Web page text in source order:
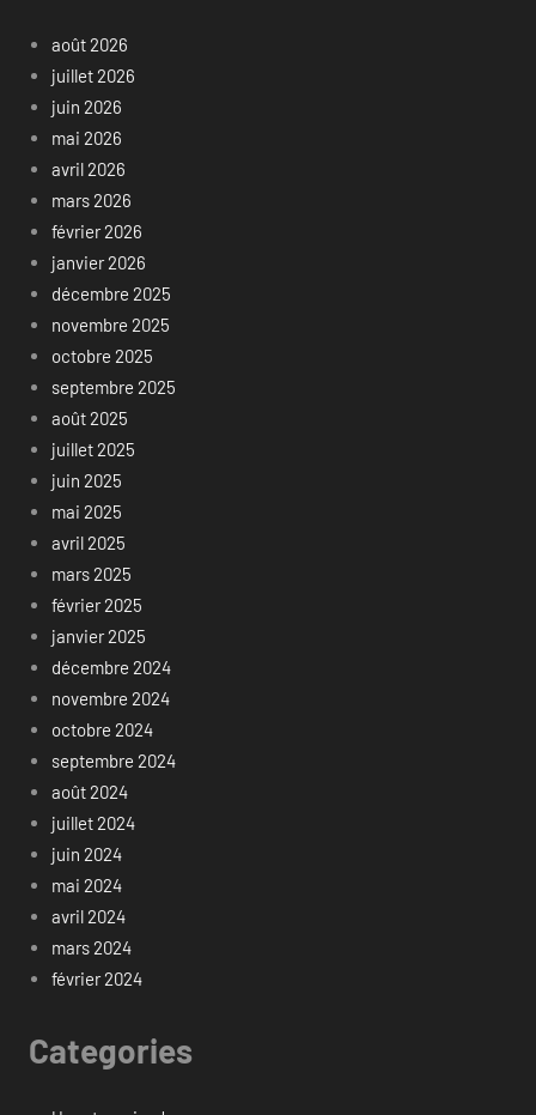
août 2026
juillet 2026
juin 2026
mai 2026
avril 2026
mars 2026
février 2026
janvier 2026
décembre 2025
novembre 2025
octobre 2025
septembre 2025
août 2025
juillet 2025
juin 2025
mai 2025
avril 2025
mars 2025
février 2025
janvier 2025
décembre 2024
novembre 2024
octobre 2024
septembre 2024
août 2024
juillet 2024
juin 2024
mai 2024
avril 2024
mars 2024
février 2024
Categories